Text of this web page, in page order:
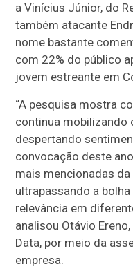
a Vinícius Júnior, do
também atacante
nome bastante
com 22% do público
jovem estreante em
“A pesquisa mostra
continua mobilizando
despertando
convocação deste
mais mencionadas
ultrapassando a
relevância em
analisou Otávio
Data, por meio da
empresa.